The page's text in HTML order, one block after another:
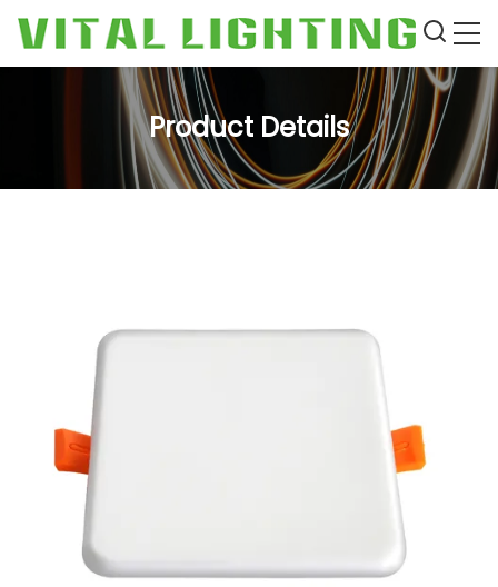
Product Details